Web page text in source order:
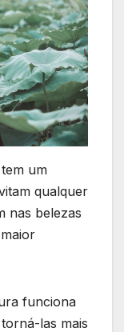
um
qualquer
nas belezas
funciona
las mais